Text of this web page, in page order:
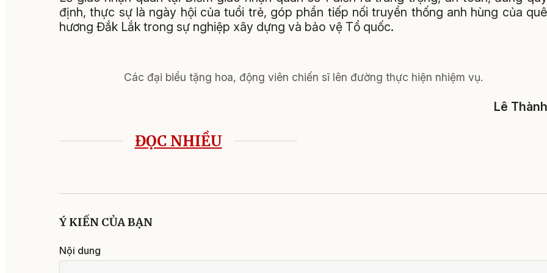
định, thực sự là ngày hội của tuổi trẻ, góp phần tiếp nối truyền thống anh hùng của quê
hương Đắk Lắk trong sự nghiệp xây dựng và bảo vệ Tổ quốc.
Các đại biểu tặng hoa, động viên chiến sĩ lên đường thực hiện nhiệm vụ.
Lê Thành
ĐỌC NHIỀU
Ý KIẾN CỦA BẠN
Nội dung